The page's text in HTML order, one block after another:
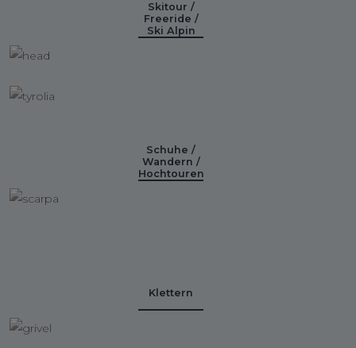
Skitour /
Freeride /
Ski Alpin
Schuhe /
Wandern /
Hochtouren
Klettern